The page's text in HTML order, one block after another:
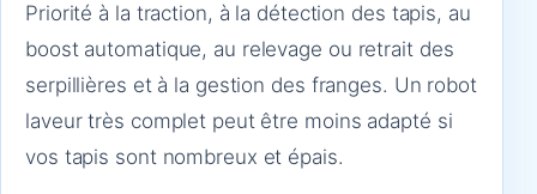
Priorité à la traction, à la détection des tapis, au
boost automatique, au relevage ou retrait des
serpillières et à la gestion des franges. Un robot
laveur très complet peut être moins adapté si
vos tapis sont nombreux et épais.